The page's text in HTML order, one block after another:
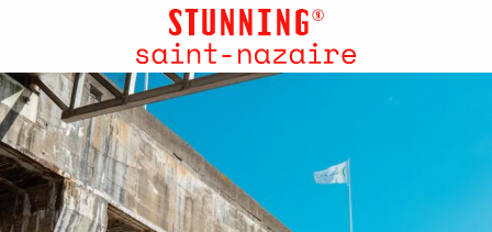
principal